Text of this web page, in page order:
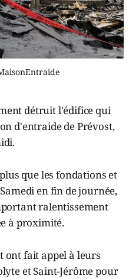
détruit l'édifice qui
d'entraide de Prévost,
que les fondations et
en fin de journée,
ralentissement
à proximité.
ont fait appel à leurs
et Saint-Jérôme pour